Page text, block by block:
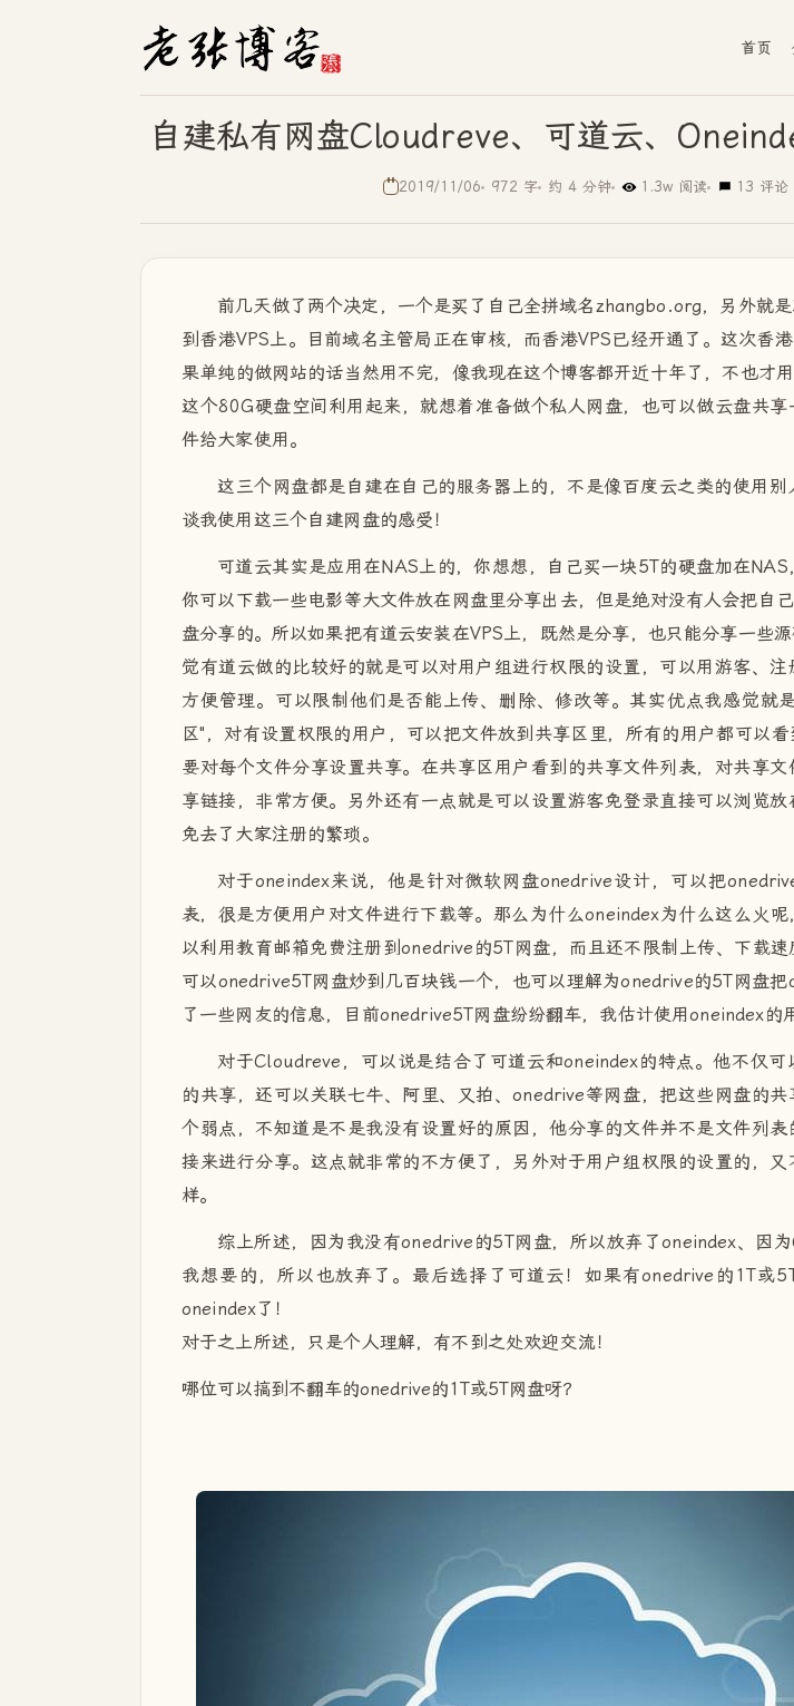
首页
自建私有网盘Cloudreve、可道云、
2019/11/06 972 字 约 4 分钟 1.3w 阅读 13 评论
前几天做了两个决定，一个是买了自己全拼域名zhangbo.org，另外就
到香港VPS上。目前域名主管局正在审核，而香港VPS已经开通了。这次香
果单纯的做网站的话当然用不完，像我现在这个博客都开近十年了，不也才
这个80G硬盘空间利用起来，就想着准备做个私人网盘，也可以做云盘共
件给大家使用。
这三个网盘都是自建在自己的服务器上的，不是像百度云之类的使用
谈我使用这三个自建网盘的感受！
可道云其实是应用在NAS上的，你想想，自己买一块5T的硬盘加在
你可以下载一些电影等大文件放在网盘里分享出去，但是绝对没有人会把自
盘分享的。所以如果把有道云安装在VPS上，既然是分享，也只能分享一些
觉有道云做的比较好的就是可以对用户组进行权限的设置，可以用游客、注
方便管理。可以限制他们是否能上传、删除、修改等。其实优点我感觉就
区"，对有设置权限的用户，可以把文件放到共享区里，所有的用户都可以
要对每个文件分享设置共享。在共享区用户看到的共享文件列表，对共享
享链接，非常方便。另外还有一点就是可以设置游客免登录直接可以浏览
免去了大家注册的繁琐。
对于oneindex来说，他是针对微软网盘onedrive设计，可以把
表，很是方便用户对文件进行下载等。那么为什么oneindex为什么这么火
以利用教育邮箱免费注册到onedrive的5T网盘，而且还不限制上传、下载
可以onedrive5T网盘炒到几百块钱一个，也可以理解为onedrive的5T网盘
了一些网友的信息，目前onedrive5T网盘纷纷翻车，我估计使用oneindex的
对于Cloudreve，可以说是结合了可道云和oneindex的特点。他不仅
的共享，还可以关联七牛、阿里、又拍、onedrive等网盘，把这些网盘的
个弱点，不知道是不是我没有设置好的原因，他分享的文件并不是文件列
接来进行分享。这点就非常的不方便了，另外对于用户组权限的设置的，
样。
综上所述，因为我没有onedrive的5T网盘，所以放弃了oneindex、因
我想要的，所以也放弃了。最后选择了可道云！如果有onedrive的1T或
oneindex了！
对于之上所述，只是个人理解，有不到之处欢迎交流！
哪位可以搞到不翻车的onedrive的1T或5T网盘呀？